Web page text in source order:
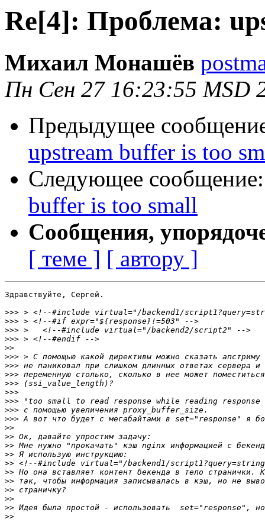
Re[4]: Проблема:
Михаил Монашёв
Пн Сен 27 16:23:55 MSD
Предыдущее
upstream buffer is too
Следующее
buffer is too small
Сообщения,
[ теме ] [ автору ]
Здравствуйте, Сергей.
>>>
>>>
>>>
>>>
>>
>>>
>>>
>>>
>>>
>>>
>>>
>>>
>>>
>>
>>
>>
>>
>>
>>
>>
>>
>>
>>
>>